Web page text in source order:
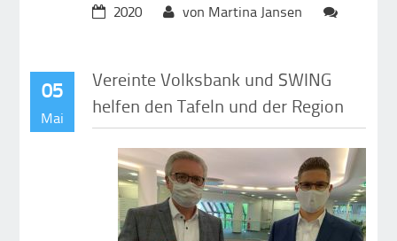
2020 von Martina Jansen
05
Mai
Vereinte Volksbank und SWING
helfen den Tafeln und der Region